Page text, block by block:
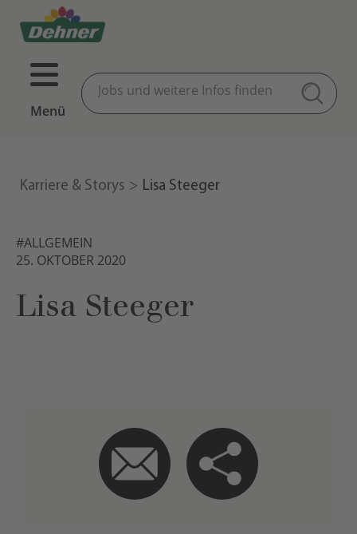
Menü
Karriere & Storys Lisa Steeger
#ALLGEMEIN
25. OKTOBER 2020
Lisa Steeger